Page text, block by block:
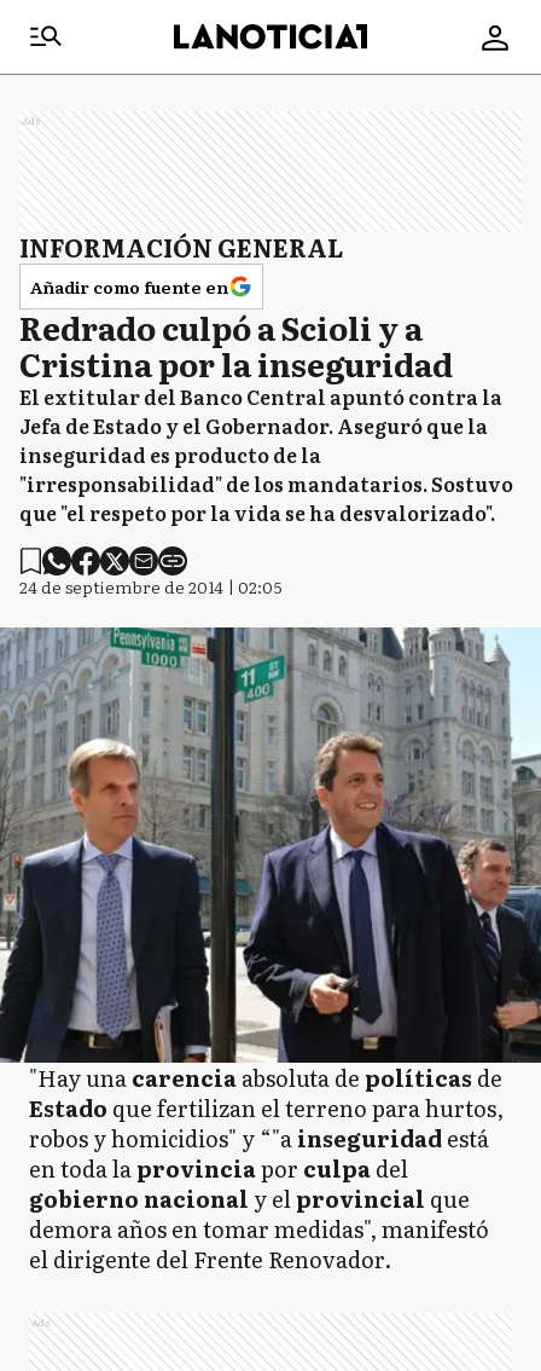
Ads
INFORMACIÓN GENERAL
Añadir como fuente en
Redrado culpó a Scioli y a
Cristina por la inseguridad
El extitular del Banco Central apuntó contra la
Jefa de Estado y el Gobernador. Aseguró que la
inseguridad es producto de la
"irresponsabilidad" de los mandatarios. Sostuvo
que "el respeto por la vida se ha desvalorizado".
24 de septiembre de 2014 | 02:05
"Hay unacarenciaabsoluta de políticas de
Estado que fertilizan el terreno para hurtos,
robos y homicidios" y “"ainseguridadestá
en toda laprovinciapor culpadel
gobierno nacional y elprovincial que
demora años en tomar medidas", manifestó
el dirigente del Frente Renovador.
Ads